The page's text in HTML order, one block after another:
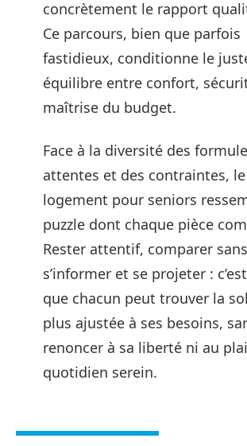
concrètement le rapport
Ce parcours, bien que parfois
fastidieux, conditionne le
équilibre entre confort,
maîtrise du budget.
Face à la diversité des
attentes et des contraintes,
logement pour seniors
puzzle dont chaque pièce
Rester attentif, comparer
s’informer et se projeter :
que chacun peut trouver la
plus ajustée à ses besoins,
renoncer à sa liberté ni au
quotidien serein.